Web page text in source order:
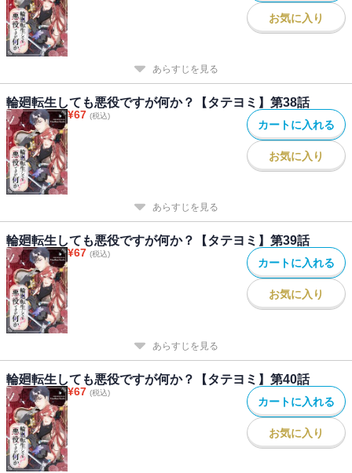
お気に入り
あらすじを見る
輪廻転生しても悪役ですが何か？【タテヨミ】第38話
¥67 (税込)
カートに入れる
お気に入り
あらすじを見る
輪廻転生しても悪役ですが何か？【タテヨミ】第39話
¥67 (税込)
カートに入れる
お気に入り
あらすじを見る
輪廻転生しても悪役ですが何か？【タテヨミ】第40話
¥67 (税込)
カートに入れる
お気に入り